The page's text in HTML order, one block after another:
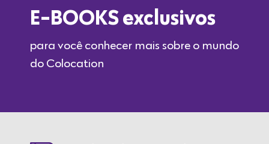
E-BOOKS exclusivos
para você conhecer mais sobre o mundo
do Colocation